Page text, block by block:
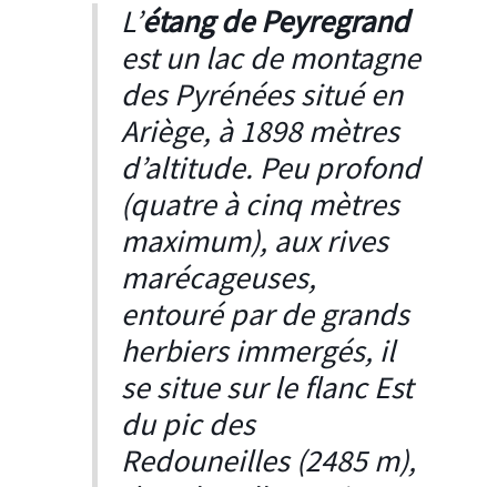
L’étang de Peyregrand
est un lac de montagne
des Pyrénées situé en
Ariège, à 1898 mètres
d’altitude. Peu profond
(quatre à cinq mètres
maximum), aux rives
marécageuses,
entouré par de grands
herbiers immergés, il
se situe sur le flanc Est
du pic des
Redouneilles (2485 m),